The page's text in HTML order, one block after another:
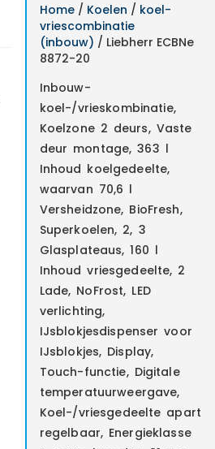
Home/ Koelen / koel-
vriescombinatie
(inbouw) / Liebherr ECBNe
8872-20
Inbouw-
koel-/vrieskombinatie,
Koelzone 2 deurs, Vaste
deur montage, 363 l
Inhoud koelgedeelte,
waarvan 70,6 l
Versheidzone, BioFresh,
Superkoelen, 2, 3
Glasplateaus, 160 l
Inhoud vriesgedeelte, 2
Lade, NoFrost, LED
verlichting,
IJsblokjesdispenser voor
IJsblokjes, Display,
Touch-functie, Digitale
temperatuurweergave,
Koel-/vriesgedeelte apart
regelbaar, Energieklasse